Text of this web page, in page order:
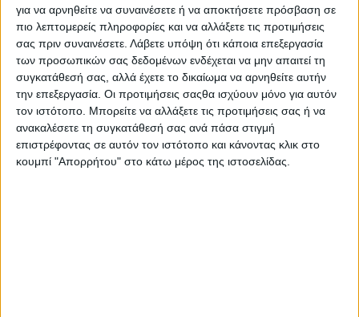
για να αρνηθείτε να συναινέσετε ή να αποκτήσετε πρόσβαση σε
πιο λεπτομερείς πληροφορίες και να αλλάξετε τις προτιμήσεις
σας πριν συναινέσετε. Λάβετε υπόψη ότι κάποια επεξεργασία
των προσωπικών σας δεδομένων ενδέχεται να μην απαιτεί τη
συγκατάθεσή σας, αλλά έχετε το δικαίωμα να αρνηθείτε αυτήν
την επεξεργασία. Οι προτιμήσεις σαςθα ισχύουν μόνο για αυτόν
τον ιστότοπο. Μπορείτε να αλλάξετε τις προτιμήσεις σας ή να
ανακαλέσετε τη συγκατάθεσή σας ανά πάσα στιγμή
επιστρέφοντας σε αυτόν τον ιστότοπο και κάνοντας κλικ στο
κουμπί "Απορρήτου" στο κάτω μέρος της ιστοσελίδας.